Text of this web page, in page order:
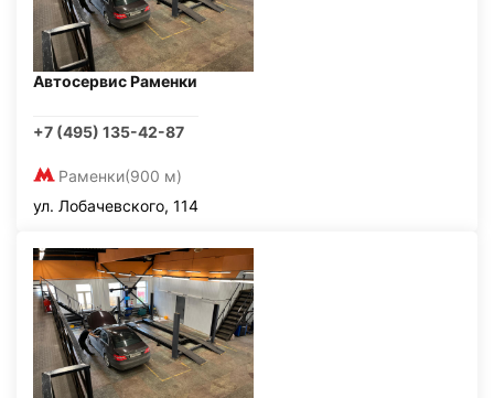
Автосервис Раменки
+7 (495) 135-42-87
Раменки(900 м)
ул. Лобачевского, 114